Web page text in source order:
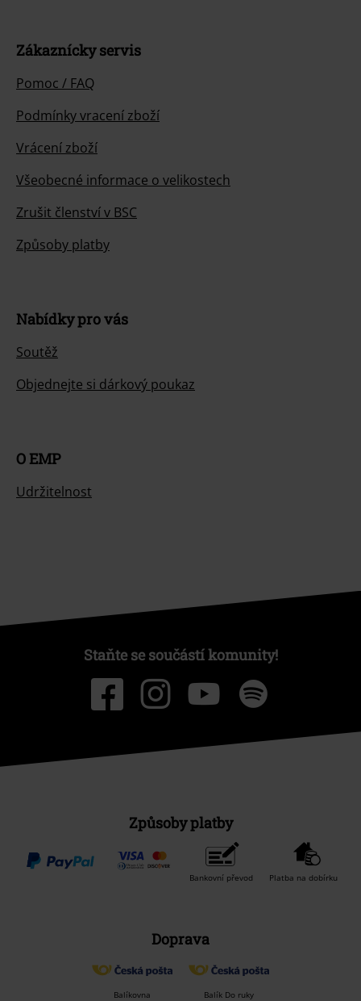
Zákaznícky servis
Pomoc / FAQ
Podmínky vracení zboží
Vrácení zboží
Všeobecné informace o velikostech
Zrušit členství v BSC
Způsoby platby
Nabídky pro vás
Soutěž
Objednejte si dárkový poukaz
O EMP
Udržitelnost
Staňte se součástí komunity!
Způsoby platby
Bankovní převod Platba na dobírku
Doprava
Balíkovna Balík Do ruky